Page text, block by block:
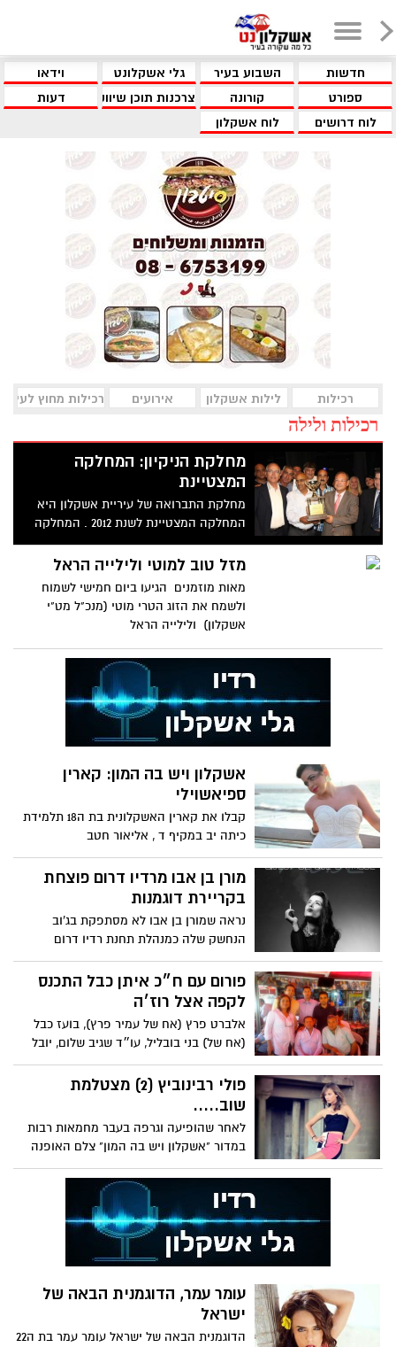
חדשות השבוע בעיר גלי אשקלונט
וידאו
ספורט
קורונה צרכנות תוכן שיווקי
דעות
לוח דרושים
לוח אשקלון
רכילות לילות אשקלון אירועים רכילות מחוץ לעיר
רכילות ולילה
מחלקת הניקיון: המחלקה
המצטיינת
מחלקת התברואה של עיריית אשקלון היא
המחלקה המצטיינת לשנת 2012 . המחלקה
נבחרה על ידי ועדת פרס שבראשה
מזל טוב למוטי ולילייה הראל
מאות מוזמנים הגיעו ביום חמישי לשמוח
ולשמח את הזוג הטרי מוטי (מנכ"ל מט"י
אשקלון) ולילייה הראל
אשקלון ויש בה המון: קארין
ספיאשוילי
קבלו את קארין האשקלונית בת ה18 תלמידת
כיתה יב במקיף ד , אליאור חטב
צילם, אוקסנה נוסוה הלבישה בבגדי
מורן בן אבו מרדיו דרום פוצחת
בקריירת דוגמנות
נראה שמורן בן אבו לא מסתפקת בג'וב
הנחשק שלה כמנהלת תחנת רדיו דרום
אשקלון 101.5 ופצחה בקריירת
פורום עם ח״כ איתן כבל התכנס
לקפה אצל רוז׳ה
אלברט פרץ (אח של עמיר פרץ), בועז כבל
(אח של) בני בובליל, עו״ד שגיב שלום, יובל
אבני, דוד יבורסקי
פולי רבינוביץ (2) מצטלמת
שוב.....
לאחר שהופיעה וגרפה בעבר מחמאות רבות
במדור "אשקלון ויש בה המון" צלם האופנה
דניס רובינסקי צילם את
עומר עמר, הדוגמנית הבאה של
ישראל
הדוגמנית הבאה של ישראל עומר עמר בת ה22